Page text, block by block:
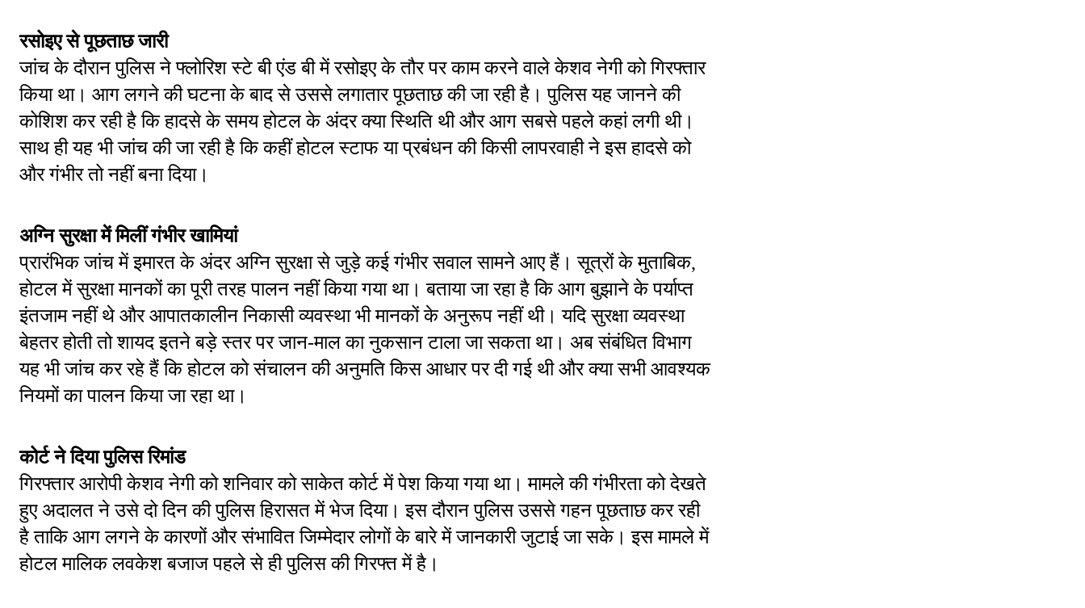
रसोइए से पूछताछ जारी
जांच के दौरान पुलिस ने फ्लोरिश स्टे बी एंड बी में रसोइए के तौर पर काम करने वाले केशव नेगी को गिरफ्तार
किया था। आग लगने की घटना के बाद से उससे लगातार पूछताछ की जा रही है। पुलिस यह जानने की
कोशिश कर रही है कि हादसे के समय होटल के अंदर क्या स्थिति थी और आग सबसे पहले कहां लगी थी।
साथ ही यह भी जांच की जा रही है कि कहीं होटल स्टाफ या प्रबंधन की किसी लापरवाही ने इस हादसे को
और गंभीर तो नहीं बना दिया।
अग्नि सुरक्षा में मिलीं गंभीर खामियां
प्रारंभिक जांच में इमारत के अंदर अग्नि सुरक्षा से जुड़े कई गंभीर सवाल सामने आए हैं। सूत्रों के मुताबिक,
होटल में सुरक्षा मानकों का पूरी तरह पालन नहीं किया गया था। बताया जा रहा है कि आग बुझाने के पर्याप्त
इंतजाम नहीं थे और आपातकालीन निकासी व्यवस्था भी मानकों के अनुरूप नहीं थी। यदि सुरक्षा व्यवस्था
बेहतर होती तो शायद इतने बड़े स्तर पर जान-माल का नुकसान टाला जा सकता था। अब संबंधित विभाग
यह भी जांच कर रहे हैं कि होटल को संचालन की अनुमति किस आधार पर दी गई थी और क्या सभी आवश्यक
नियमों का पालन किया जा रहा था।
कोर्ट ने दिया पुलिस रिमांड
गिरफ्तार आरोपी केशव नेगी को शनिवार को साकेत कोर्ट में पेश किया गया था। मामले की गंभीरता को देखते
हुए अदालत ने उसे दो दिन की पुलिस हिरासत में भेज दिया। इस दौरान पुलिस उससे गहन पूछताछ कर रही
है ताकि आग लगने के कारणों और संभावित जिम्मेदार लोगों के बारे में जानकारी जुटाई जा सके। इस मामले में
होटल मालिक लवकेश बजाज पहले से ही पुलिस की गिरफ्त में है।